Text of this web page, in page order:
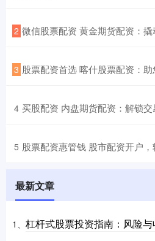
2 微信股票配资 黄金期货配资：
3 股票配资首选 喀什股票配资：
4 买股配资 内盘期货配资：解锁
5 股票配资惠管钱 股市配资开户
最新文章
1、 杠杆式股票投资指南：风险